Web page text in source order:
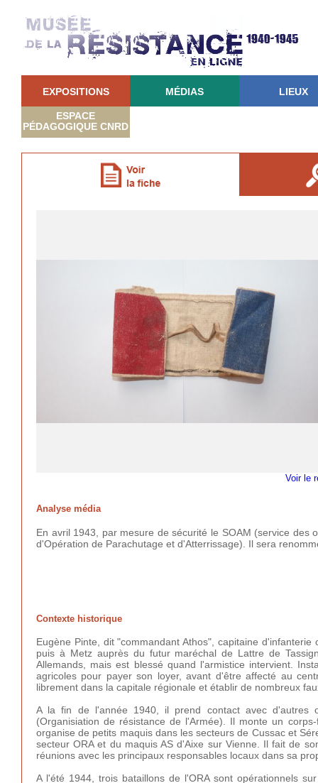
EXPOSITIONS MÉDIAS LIEUX
ESPACE
PÉDAGOGIQUE CNRD
Voir le
Analyse média
En avril 1943, par mesure de sécurité le SOAM (service des
d'Opération de Parachutage et d'Atterrissage). Il sera
Contexte historique
Eugène Pinte, dit "commandant Athos", capitaine
puis à Metz auprès du futur maréchal de Lattre de
Allemands, mais est blessé quand l'armistice intervient.
agricoles pour payer son loyer, avant d'être affecté au
librement dans la capitale régionale et établir de nombreux
A la fin de l'année 1940, il prend contact avec d'autres
(Organisiation de résistance de l'Armée). Il monte un
organise de petits maquis dans les secteurs de Cussac et
secteur ORA et du maquis AS d'Aixe sur Vienne. Il fait de
réunions avec les principaux responsables locaux dans sa
A l'été 1944, trois bataillons de l'ORA sont opérationnels